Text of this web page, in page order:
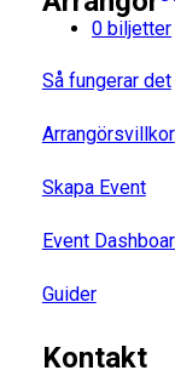
0 biljetter
Så fungerar det
Arrangörsvillkor
Skapa Event
Event
Guider
Kontakt